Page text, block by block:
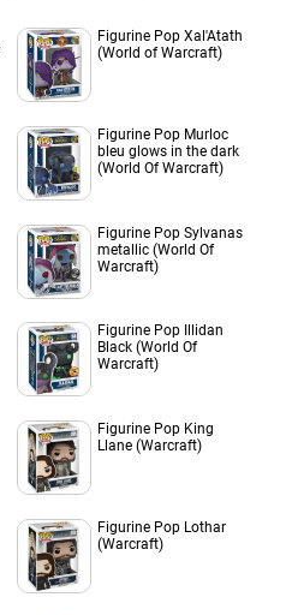
Figurine Pop Xal'Atath
(World of Warcraft)
Figurine Pop Murloc
bleu glows in the dark
(World Of Warcraft)
Figurine Pop Sylvanas
metallic (World Of
Warcraft)
Figurine Pop Illidan
Black (World Of
Warcraft)
Figurine Pop King
Llane (Warcraft)
Figurine Pop Lothar
(Warcraft)